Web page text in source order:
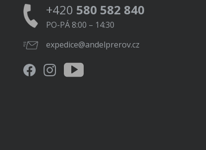
+420 580 582 840
PO-PÁ 8:00 – 14:30
expedice@andelprerov.cz